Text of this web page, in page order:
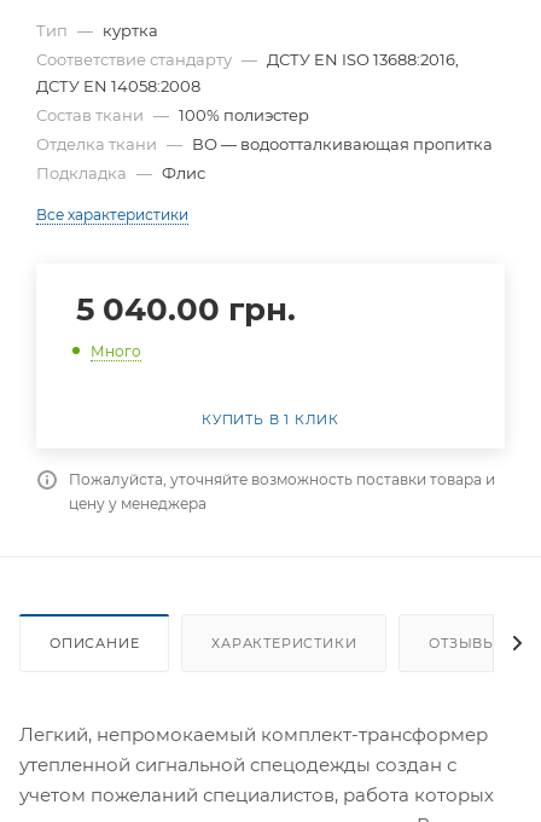
Тип — куртка
Соответствие стандарту — ДСТУ EN ISO 13688:2016,
ДСТУ EN 14058:2008
Состав ткани — 100% полиэстер
Отделка ткани — ВО — водоотталкивающая пропитка
Подкладка — Флис
Все характеристики
5 040.00 грн.
Много
КУПИТЬ В 1 КЛИК
Пожалуйста, уточняйте возможность поставки товара и
цену у менеджера
ОПИСАНИЕ ХАРАКТЕРИСТИКИ ОТЗЫВЫ
Легкий, непромокаемый комплект-трансформер
утепленной сигнальной спецодежды создан с
учетом пожеланий специалистов, работа которых